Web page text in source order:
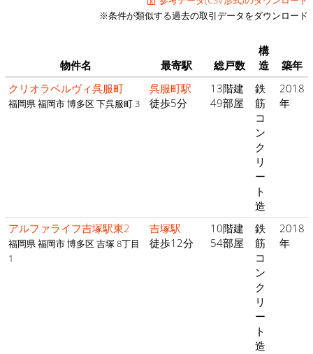
※条件が類似する過去の取引データをダウンロード
物件名 最寄駅 総戸数
構
造
築年
クリオラベルヴィ呉服町
福岡県 福岡市 博多区 下呉服町 3
呉服町駅
徒歩5分
13階建
49部屋
鉄
筋
コ
ン
ク
リ
ー
ト
造
2018
年
アルファライフ吉塚駅東2
福岡県 福岡市 博多区 吉塚 8丁目
1
吉塚駅
徒歩12分
10階建
54部屋
鉄
筋
コ
ン
ク
リ
ー
ト
造
2018
年